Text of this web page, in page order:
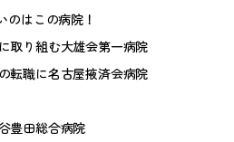
のはこの病院！
取り組む大雄会第一病院
転職に名古屋掖済会病院
豊田総合病院